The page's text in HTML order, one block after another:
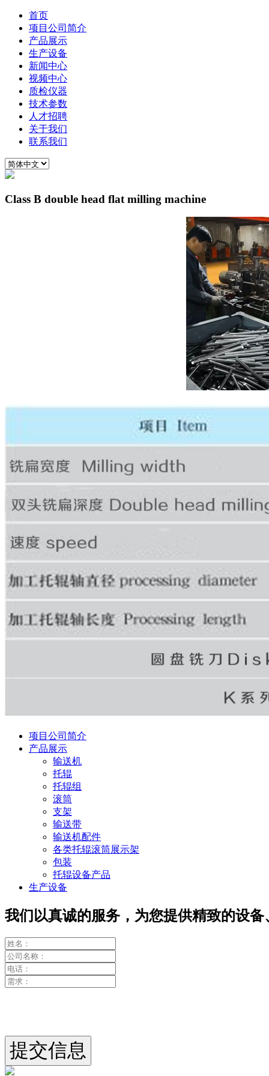
首页
项目公司简介
产品展示
生产设备
新闻中心
视频中心
质检仪器
技术参数
人才招聘
关于我们
联系我们
Class B double head flat milling machine
项目公司简介
产品展示
输送机
托辊
托辊组
滚筒
支架
输送带
输送机配件
各类托辊滚筒展示架
包装
托辊设备产品
生产设备
我们以真诚的服务，为您提供精致的设